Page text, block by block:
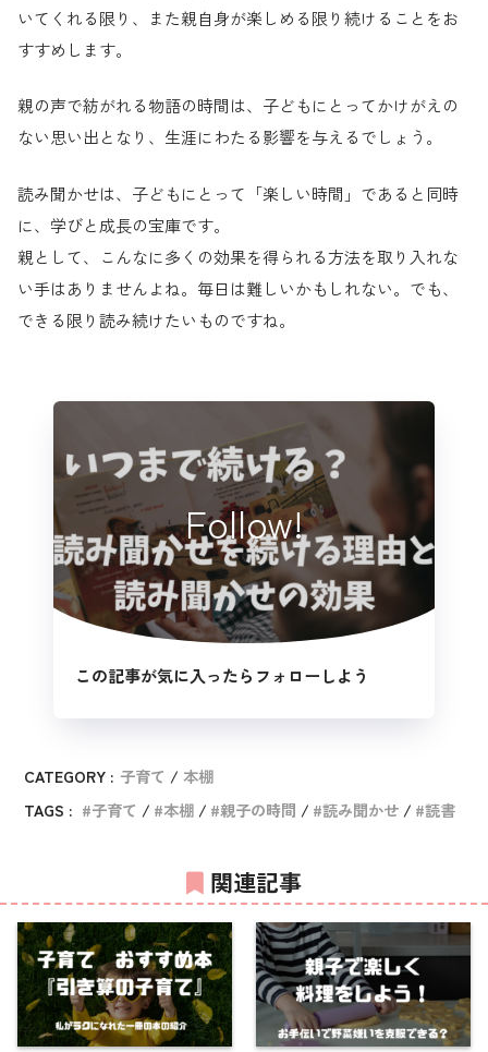
いてくれる限り、また親自身が楽しめる限り続けることをお
すすめします。
親の声で紡がれる物語の時間は、子どもにとってかけがえの
ない思い出となり、生涯にわたる影響を与えるでしょう。
読み聞かせは、子どもにとって「楽しい時間」であると同時
に、学びと成長の宝庫です。
親として、こんなに多くの効果を得られる方法を取り入れな
い手はありませんよね。毎日は難しいかもしれない。でも、
できる限り読み続けたいものですね。
Follow!
この記事が気に入ったらフォローしよう
CATEGORY : 子育て
本棚
TAGS :
子育て 本棚 親子の時間 読み聞かせ 読書
関連記事